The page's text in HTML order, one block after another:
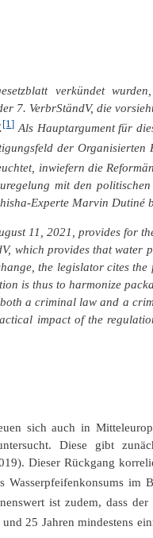
verkündet
7. VerbrStändV, die
[1] Als Hauptargument für
der Organisierten
inwiefern die
mit den politischen
Experte Marvin Dutiné
11, 2021, provides for
which provides that water
the legislator cites
is thus to harmonize
a criminal law and a
impact of the
sich auch in
Diese gibt
Dieser Rückgang
im
ist zudem, dass
25 Jahren mindestens